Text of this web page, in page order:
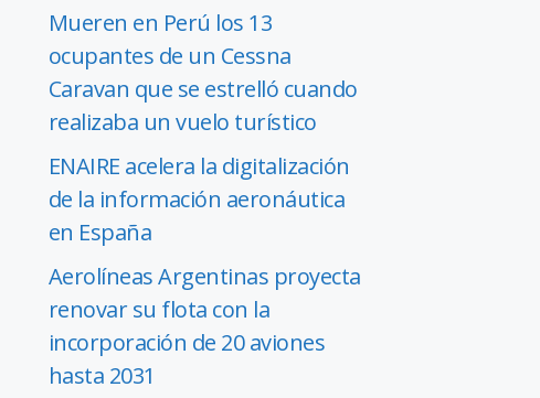
Mueren en Perú los 13
ocupantes de un Cessna
Caravan que se estrelló cuando
realizaba un vuelo turístico
ENAIRE acelera la digitalización
de la información aeronáutica
en España
Aerolíneas Argentinas proyecta
renovar su flota con la
incorporación de 20 aviones
hasta 2031